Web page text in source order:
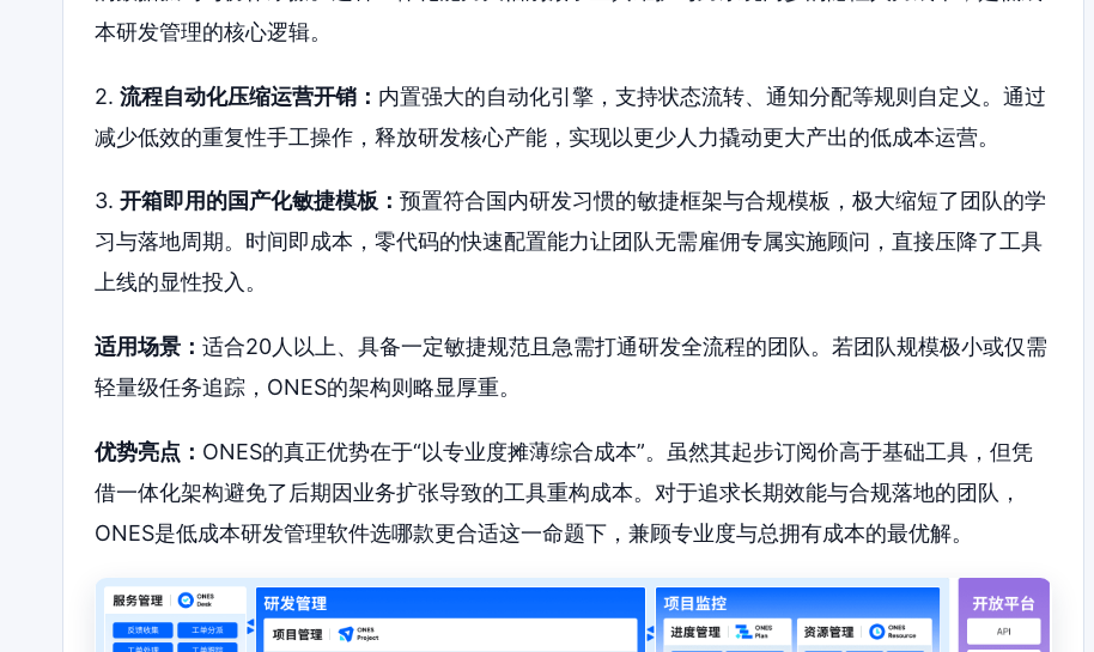
本研发管理的核心逻辑。
2. 流程自动化压缩运营开销： 内置强大的自动化引擎，支持状态流转、通知分配等规则自定义。通过
减少低效的重复性手工操作，释放研发核心产能，实现以更少人力撬动更大产出的低成本运营。
3. 开箱即用的国产化敏捷模板： 预置符合国内研发习惯的敏捷框架与合规模板，极大缩短了团队的学
习与落地周期。时间即成本，零代码的快速配置能力让团队无需雇佣专属实施顾问，直接压降了工具
上线的显性投入。
适用场景： 适合20人以上、具备一定敏捷规范且急需打通研发全流程的团队。若团队规模极小或仅需
轻量级任务追踪，ONES的架构则略显厚重。
优势亮点： ONES的真正优势在于“以专业度摊薄综合成本”。虽然其起步订阅价高于基础工具，但凭
借一体化架构避免了后期因业务扩张导致的工具重构成本。对于追求长期效能与合规落地的团队，
ONES是低成本研发管理软件选哪款更合适这一命题下，兼顾专业度与总拥有成本的最优解。